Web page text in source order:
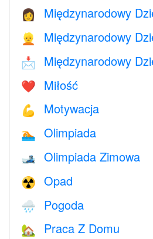
👩 Międzynarodowy
👱 Międzynarodowy
📩 Międzynarodowy
❤️️ Miłość
💪 Motywacja
🏊 Olimpiada
🎿 Olimpiada Zimowa
☢️ Opad
🌧 Pogoda
🏡 Praca Z Domu